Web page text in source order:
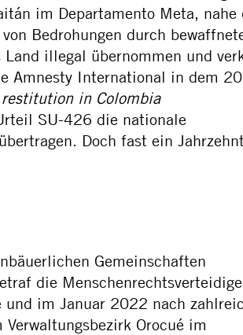
im Departamento Meta, nahe
Bedrohungen durch
illegal übernommen und
Amnesty International in dem
in Colombia
SU-426 die nationale
Doch fast ein Jahrzehnt
Gemeinschaften
die
im Januar 2022 nach
Orocué im